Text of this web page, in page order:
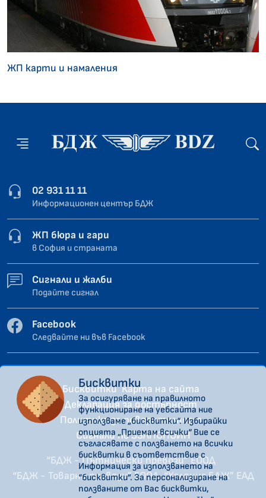
ЖП карти и намаления
02 931 11 11
Информационен център БДЖ
ЖП бюра и гари
в София и страната
Сигнали и жалби
Подайте сигнал
Facebook
Следвайте ни във Facebook
Бисквитки Карта на сайта
Декларация за достъпност
Политика за поверителност
Сигнали по ЗЗЛПСПОИН
“БДЖ - Пътнически превози” ЕООД
“БДЖ - Товарни превози” ЕООД “Холдинг БДЖ” ЕАД
Бисквитки
За осигуряване на правилното
функциониране на уебсайта ние
използваме „бисквитки“. Избирайки
опцията „Приемам всички“ Вие се
съгласявате с ползването на всички
бисквитки в съответствие с
Информация за използването на
“бисквитки”. За персонализиране на
ползваните от Вас бисквитки,